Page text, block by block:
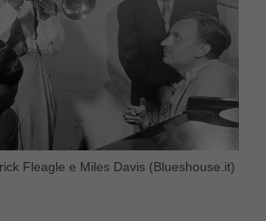
Fleagle e Miles Davis (Blueshouse.it)